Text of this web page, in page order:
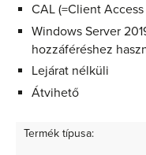
CAL (=Client
Windows Server
hozzáféréshez
Lejárat nélküli
Átvihető
Termék típusa: